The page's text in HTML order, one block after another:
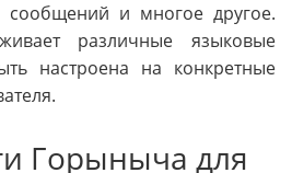
сообщений и многое другое.
различные языковые
настроена на конкретные
Горыныча для